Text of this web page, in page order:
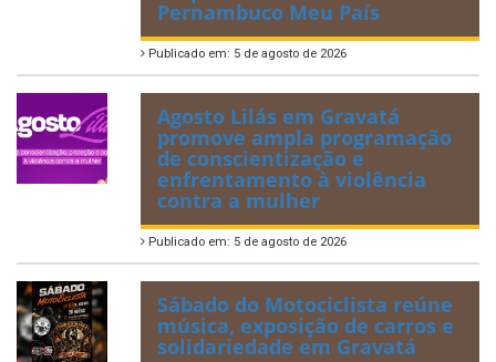
Pernambuco Meu País
Publicado em: 5 de agosto de 2026
Agosto Lilás em Gravatá
promove ampla programação
de conscientização e
enfrentamento à violência
contra a mulher
Publicado em: 5 de agosto de 2026
Sábado do Motociclista reúne
música, exposição de carros e
solidariedade em Gravatá